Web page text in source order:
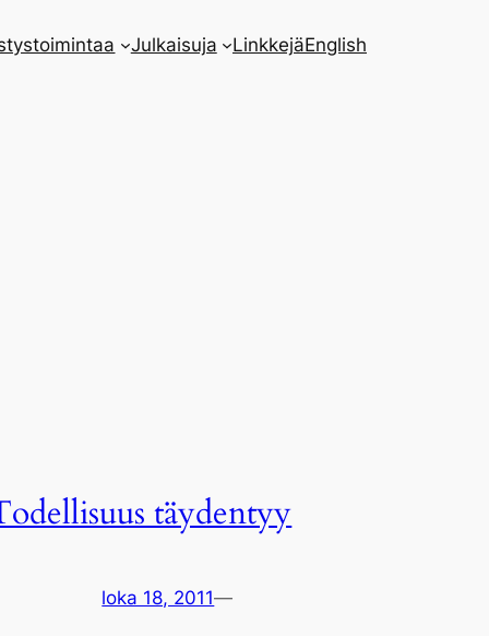
Julkaisuja LinkkejäEnglish
täydentyy
loka 18, 2011—